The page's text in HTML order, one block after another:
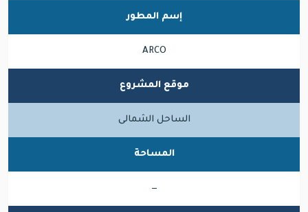
إسم المطور
ARCO
موقع المشروع
الساحل الشمالى
المساحة
—